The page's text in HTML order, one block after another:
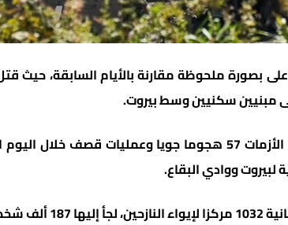
مبنيين سكنيين وسط بيروت.
وسجلت وحدة مواجهة الأزمات 57 هجوما جويا
لبيروت ووادي البقاع.
ألف شخص.